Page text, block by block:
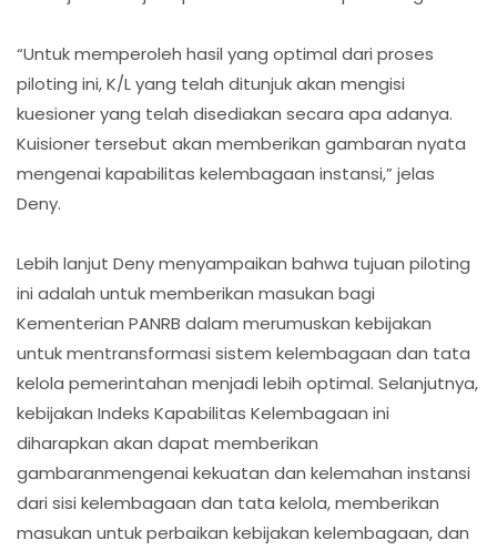
“Untuk memperoleh hasil yang optimal dari proses
piloting ini, K/L yang telah ditunjuk akan mengisi
kuesioner yang telah disediakan secara apa adanya.
Kuisioner tersebut akan memberikan gambaran nyata
mengenai kapabilitas kelembagaan instansi,” jelas
Deny.
Lebih lanjut Deny menyampaikan bahwa tujuan piloting
ini adalah untuk memberikan masukan bagi
Kementerian PANRB dalam merumuskan kebijakan
untuk mentransformasi sistem kelembagaan dan tata
kelola pemerintahan menjadi lebih optimal. Selanjutnya,
kebijakan Indeks Kapabilitas Kelembagaan ini
diharapkan akan dapat memberikan
gambaranmengenai kekuatan dan kelemahan instansi
dari sisi kelembagaan dan tata kelola, memberikan
masukan untuk perbaikan kebijakan kelembagaan, dan